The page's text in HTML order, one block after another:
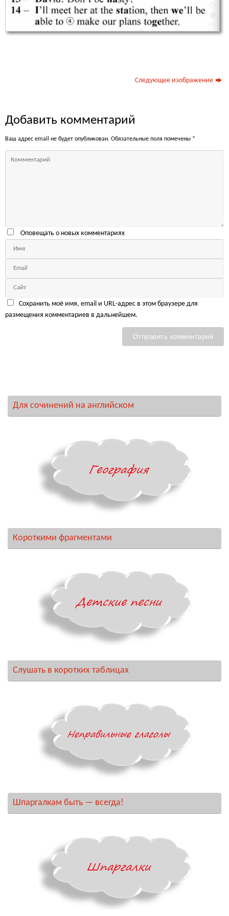
Следующее изображение
Добавить комментарий
Ваш адрес email не будет опубликован. Обязательные поля помечены *
Оповещать о новых комментариях
Сохранить моё имя, email и URL-адрес в этом браузере для
размещения комментариев в дальнейшем.
Для сочинений на английском
Короткими фрагментами
Слушать в коротких таблицах
Шпаргалкам быть — всегда!